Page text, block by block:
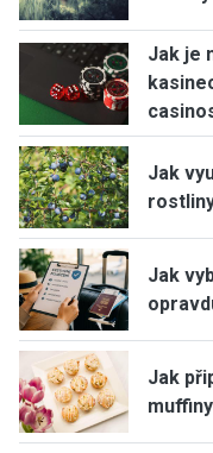
Jak je
Jak
Jak
Jak